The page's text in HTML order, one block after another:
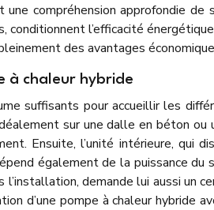
compréhension approfondie
conditionnent l’efficacité
des avantages
à chaleur hybride
suffisants pour accueillir les
sur une dalle en béton
Ensuite, l’unité intérieure, qui
également de la puissance
demande lui aussi
d’une pompe à chaleur hybride